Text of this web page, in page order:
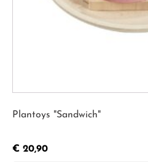
Plantoys "Sandwich"
€ 20,90